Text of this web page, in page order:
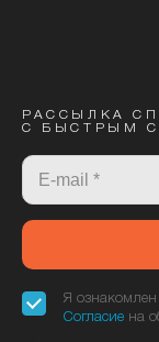
РАССЫЛКА
С БЫСТРЫМ
Я ознакомлен
Согласие на